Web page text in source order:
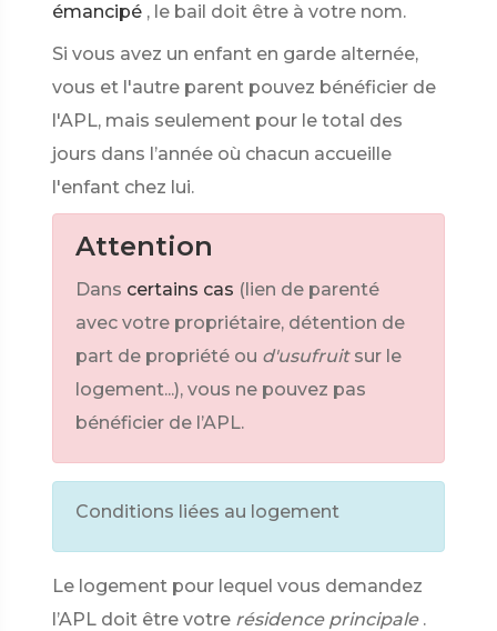
émancipé , le bail doit être à votre nom.
Si vous avez un enfant en garde alternée,
vous et l'autre parent pouvez bénéficier de
l'APL, mais seulement pour le total des
jours dans l’année où chacun accueille
l'enfant chez lui.
Attention
Dans certains cas (lien de parenté
avec votre propriétaire, détention de
part de propriété ou d'usufruit sur le
logement...), vous ne pouvez pas
bénéficier de l’APL.
Conditions liées au logement
Le logement pour lequel vous demandez
l’APL doit être votre résidence principale .